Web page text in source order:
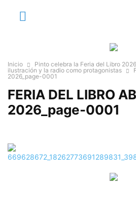
Inicio
Pinto celebra la Feria del Libro
ilustración y la radio como protagonistas
2026_page-0001
FERIA DEL LIBRO
2026_page-0001